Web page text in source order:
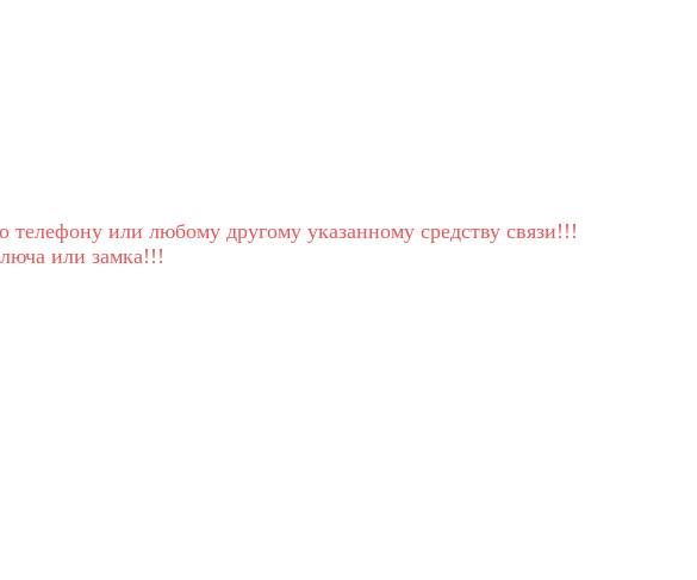
или любому другому указанному средству связи!!!
или замка!!!